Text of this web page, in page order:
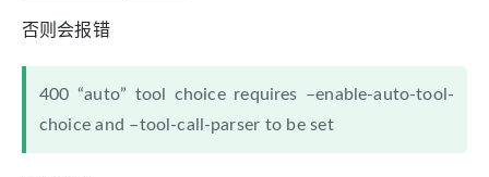
否则会报错
400 “auto” tool choice requires –enable-auto-tool-
choice and –tool-call-parser to be set